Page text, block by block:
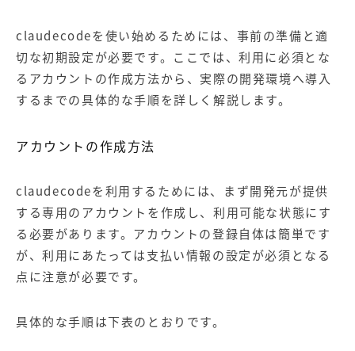
claudecodeを使い始めるためには、事前の準備と適
切な初期設定が必要です。ここでは、利用に必須とな
るアカウントの作成方法から、実際の開発環境へ導入
するまでの具体的な手順を詳しく解説します。
アカウントの作成方法
claudecodeを利用するためには、まず開発元が提供
する専用のアカウントを作成し、利用可能な状態にす
る必要があります。アカウントの登録自体は簡単です
が、利用にあたっては支払い情報の設定が必須となる
点に注意が必要です。
具体的な手順は下表のとおりです。